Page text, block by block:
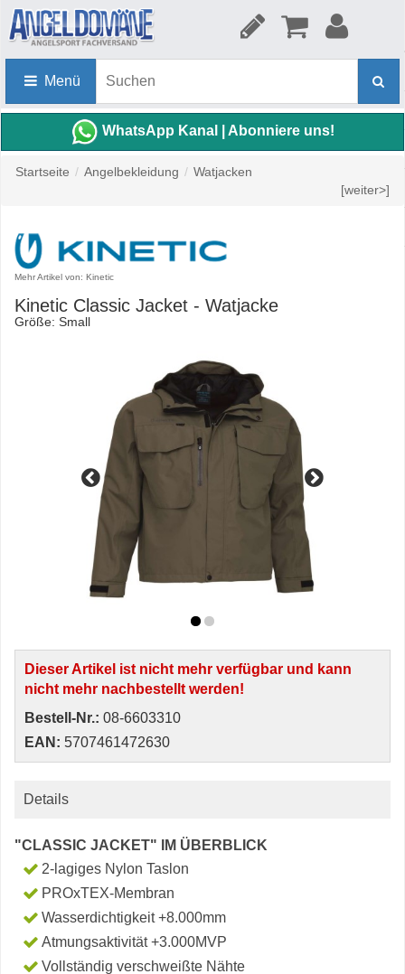
Menü
WhatsApp Kanal | Abonniere uns!
Startseite / Angelbekleidung / Watjacken
[weiter>]
Mehr Artikel von: Kinetic
Kinetic Classic Jacket - Watjacke
Größe: Small
Dieser Artikel ist nicht mehr verfügbar und kann
nicht mehr nachbestellt werden!
Bestell-Nr.: 08-6603310
EAN: 5707461472630
Details
"CLASSIC JACKET" IM ÜBERBLICK
2-lagiges Nylon Taslon
PROxTEX-Membran
Wasserdichtigkeit +8.000mm
Atmungsaktivität +3.000MVP
Vollständig verschweißte Nähte